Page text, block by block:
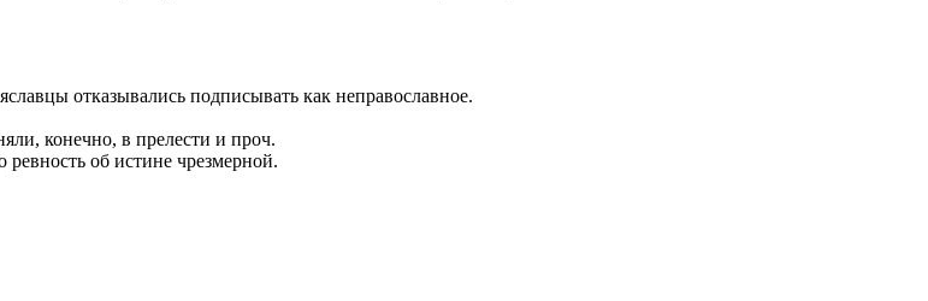
отказывались подписывать как неправославное.
конечно, в прелести и проч.
об истине чрезмерной.